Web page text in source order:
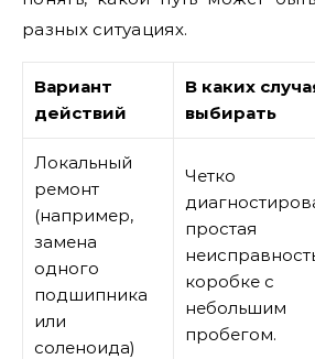
разных ситуациях.
Вариант
действий
В каких
выбирать
Локальный
ремонт
(например,
замена
одного
подшипника
или
соленоида)
Четко
простая
коробке с
небольшим
пробегом.